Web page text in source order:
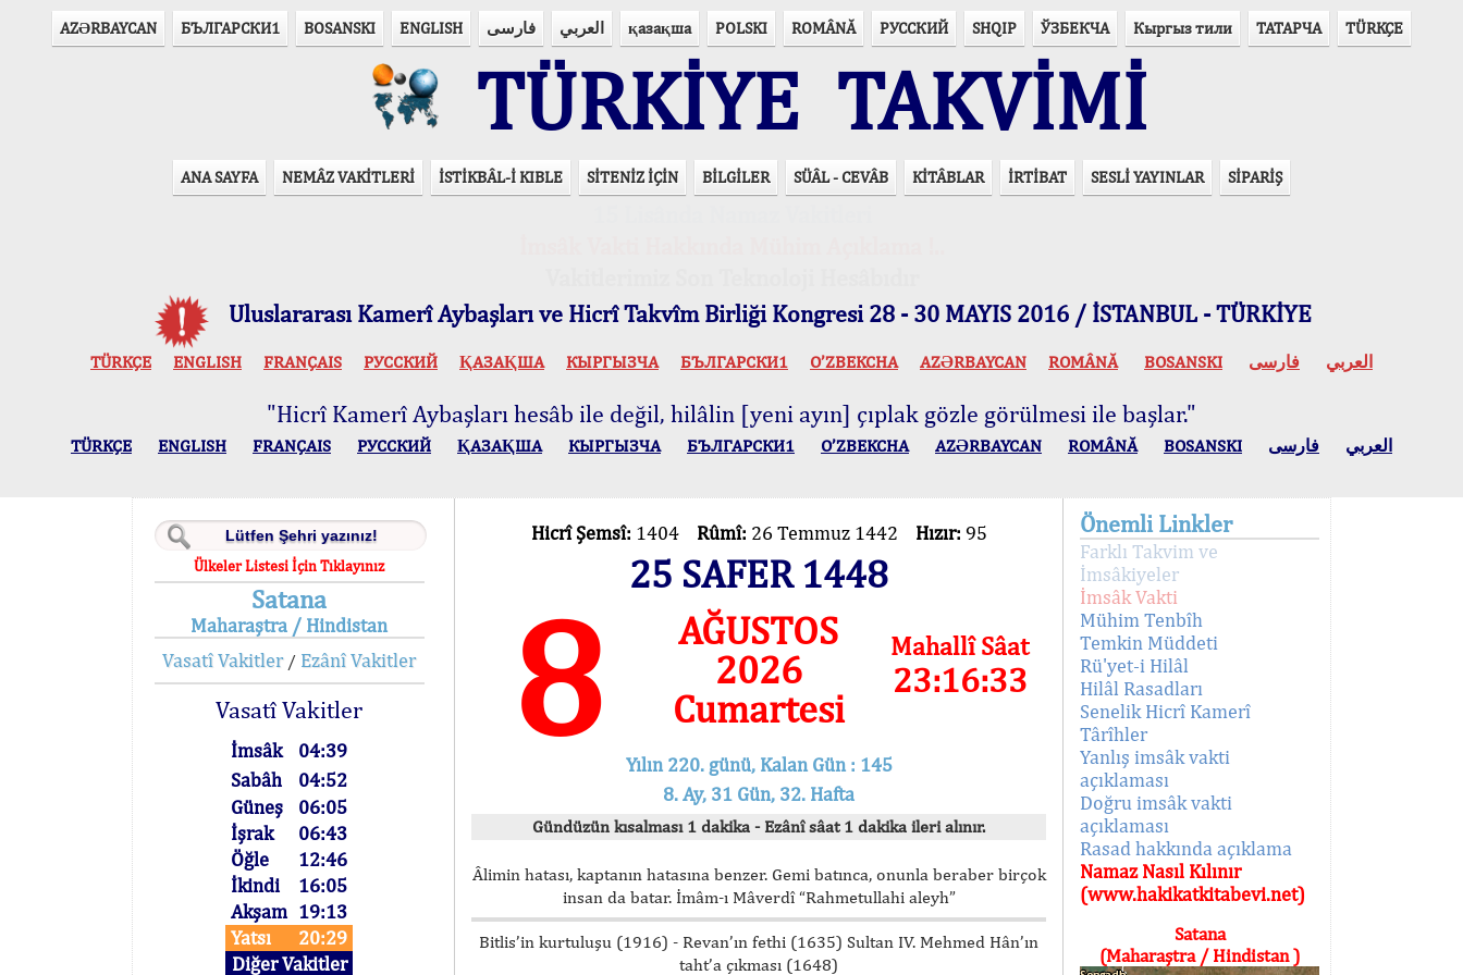
AZӘRBAYCAN БЪЛГАРСКИ1 BOSANSKI ENGLISH فارسی العربي қазақша POLSKI ROMÂNĂ РУССКИЙ SHQIP ЎЗБЕКЧА Кыргыз тили ТАТАРЧА TÜRKÇE
TÜRKİYE TAKVİMİ
ANA SAYFA NEMÂZ VAKİTLERİ İSTİKBÂL-İ KIBLE SİTENİZ İÇİN BİLGİLER SÜÂL - CEVÂB KİTÂBLAR İRTİBAT SESLİ YAYINLAR SİPARİŞ
Uluslararası Kamerî Aybaşları ve Hicrî Takvîm Birliği Kongresi 28 - 30 MAYIS 2016 / İSTANBUL - TÜRKİYE
TÜRKÇE ENGLISH FRANÇAIS РУССКИЙ ҚАЗАҚША КЫPГЫЗЧA БЪЛГАРСКИ1 O’ZBEKCHA AZӘRBAYCAN ROMÂNĂ BOSANSKI العربي فارسی
"Hicrî Kamerî Aybaşları hesâb ile değil, hilâlin [yeni ayın] çıplak gözle görülmesi ile başlar."
TÜRKÇE ENGLISH FRANÇAIS РУССКИЙ ҚАЗАҚША КЫPГЫЗЧA БЪЛГАРСКИ1 O’ZBEKCHA AZӘRBAYCAN ROMÂNĂ BOSANSKI العربي فارسی
Ülkeler Listesi İçin Tıklayınız
Satana
Maharaştra / Hindistan
Vasatî Vakitler/ Ezânî Vakitler
Vasatî Vakitler
İmsâk
04:39
Sabâh
04:52
Güneş
06:05
İşrak
06:43
Öğle
12:46
İkindi
16:05
Akşam 19:13
Yatsı
20:29
Diğer Vakitler
Hicrî Şemsî: 1404 Rûmî: 26 Temmuz 1442 Hızır: 95
25 SAFER 1448
8
AĞUSTOS
2026
Cumartesi
Mahallî Sâat
23:16:33
Yılın 220. günü, Kalan Gün : 145
8. Ay, 31 Gün, 32. Hafta
Gündüzün kısalması 1 dakika - Ezânî sâat 1 dakika ileri alınır.
Âlimin hatası, kaptanın hatasına benzer. Gemi batınca, onunla beraber birçok
insan da batar. İmâm-ı Mâverdî “Rahmetullahi aleyh”
Bitlis’in kurtuluşu (1916) - Revan’ın fethi (1635) Sultan IV. Mehmed Hân’ın
taht’a çıkması (1648)
Önemli Linkler
Farklı Takvim ve
İmsâkiyeler
İmsâk Vakti
Mühim Tenbîh
Temkin Müddeti
Rü'yet-i Hilâl
Hilâl Rasadları
Senelik Hicrî Kamerî
Târîhler
Yanlış imsâk vakti
açıklaması
Doğru imsâk vakti
açıklaması
Rasad hakkında açıklama
Namaz Nasıl Kılınır
(www.hakikatkitabevi.net)
Satana
(Maharaştra / Hindistan )